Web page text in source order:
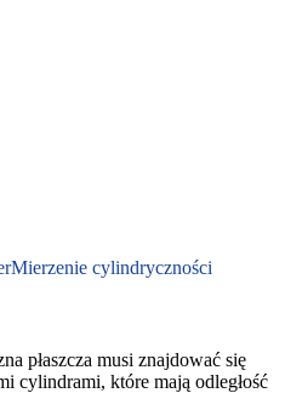
Mierzenie cylindryczności
płaszcza musi znajdować się
cylindrami, które mają odległość